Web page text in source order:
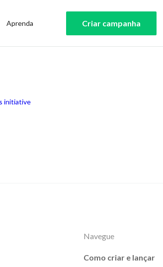
Aprenda Criar campanha
Navegue
Como criar e lançar